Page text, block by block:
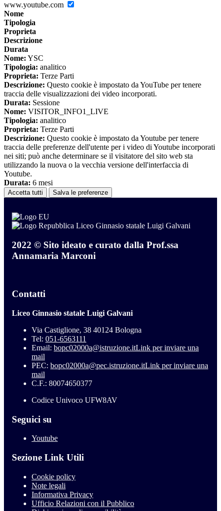
www.youtube.com
Nome
Tipologia
Proprieta
Descrizione
Durata
Nome: YSC
Tipologia: analitico
Proprieta: Terze Parti
Descrizione: Questo cookie è impostato da YouTube per tenere
traccia delle visualizzazioni dei video incorporati.
Durata: Sessione
Nome: VISITOR_INFO1_LIVE
Tipologia: analitico
Proprieta: Terze Parti
Descrizione: Questo cookie è impostato da Youtube per tenere
traccia delle preferenze dell'utente per i video di Youtube incorporati
nei siti; può anche determinare se il visitatore del sito web sta
utilizzando la nuova o la vecchia versione dell'interfaccia di
Youtube.
Durata: 6 mesi
Accetta tutti Salva le preferenze
Liceo Ginnasio statale Luigi Galvani
2022 © Sito ideato e curato dalla Prof.ssa
Annamaria Marconi
Contatti
Liceo Ginnasio statale Luigi Galvani
Via Castiglione, 38 40124 Bologna
Tel: 051-6563111
Email: bopc02000a@istruzione.itLink per inviare una
mail
PEC: bopc02000a@pec.istruzione.itLink per inviare una
mail
C.F.: 80074650377
Codice Univoco UFW8AV
Seguici su
Youtube
Sezione Link Utili
Cookie policy
Note legali
Informativa Privacy
Ufficio Relazioni con il Pubblico